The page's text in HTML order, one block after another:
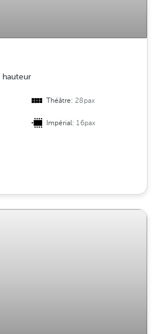
hauteur
Théâtre:28pax
Impérial:16pax